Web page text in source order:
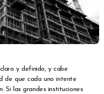
de que cada uno intente
Si las grandes instituciones